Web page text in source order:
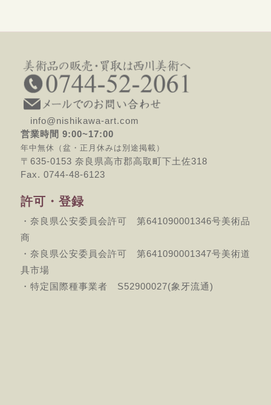
info@nishikawa-art.com
営業時間 9:00~17:00
年中無休（盆・正月休みは別途掲載）
〒635-0153 奈良県高市郡高取町下土佐318
Fax. 0744-48-6123
許可・登録
・奈良県公安委員会許可 第641090001346号美術品
商
・奈良県公安委員会許可 第641090001347号美術道
具市場
・特定国際種事業者 S52900027(象牙流通)